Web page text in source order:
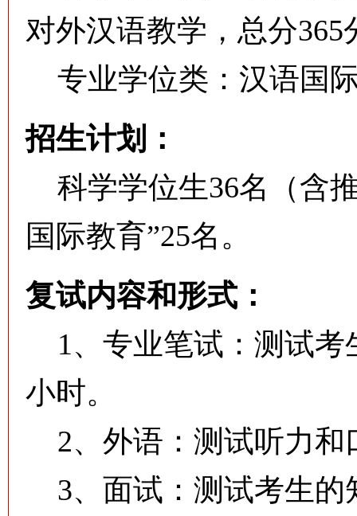
对外汉语教学，总分365
专业学位类：汉语国
招生计划：
科学学位生36名（含
国际教育”25名。
复试内容和形式：
1、专业笔试：测试考
小时。
2、外语：测试听力和
3、面试：测试考生的